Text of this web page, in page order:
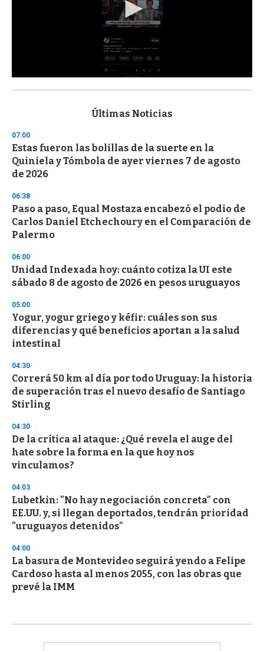
s
d
s
o
f
3
s
e
c
o
n
s
Últimas Noticias
07:00
Estas fueron las bolillas de la suerte en la
Quiniela y Tómbola de ayer viernes 7 de agosto
de 2026
06:38
Paso a paso, Equal Mostaza encabezó el podio de
Carlos Daniel Etchechoury en el Comparación de
Palermo
06:00
Unidad Indexada hoy: cuánto cotiza la UI este
sábado 8 de agosto de 2026 en pesos uruguayos
05:00
Yogur, yogur griego y kéfir: cuáles son sus
diferencias y qué beneficios aportan a la salud
intestinal
04:30
Correrá 50 km al día por todo Uruguay: la historia
de superación tras el nuevo desafío de Santiago
Stirling
04:30
De la crítica al ataque: ¿Qué revela el auge del
hate sobre la forma en la que hoy nos
vinculamos?
04:03
Lubetkin: "No hay negociación concreta" con
EE.UU. y, si llegan deportados, tendrán prioridad
"uruguayos detenidos"
04:00
La basura de Montevideo seguirá yendo a Felipe
Cardoso hasta al menos 2055, con las obras que
prevé la IMM